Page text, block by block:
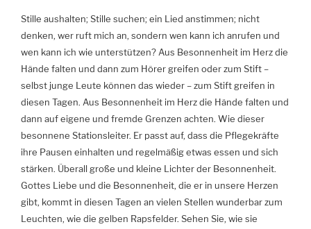
Stille aushalten; Stille suchen; ein Lied anstimmen; nicht
denken, wer ruft mich an, sondern wen kann ich anrufen und
wen kann ich wie unterstützen? Aus Besonnenheit im Herz die
Hände falten und dann zum Hörer greifen oder zum Stift –
selbst junge Leute können das wieder – zum Stift greifen in
diesen Tagen. Aus Besonnenheit im Herz die Hände falten und
dann auf eigene und fremde Grenzen achten. Wie dieser
besonnene Stationsleiter. Er passt auf, dass die Pflegekräfte
ihre Pausen einhalten und regelmäßig etwas essen und sich
stärken. Überall große und kleine Lichter der Besonnenheit.
Gottes Liebe und die Besonnenheit, die er in unsere Herzen
gibt, kommt in diesen Tagen an vielen Stellen wunderbar zum
Leuchten, wie die gelben Rapsfelder. Sehen Sie, wie sie